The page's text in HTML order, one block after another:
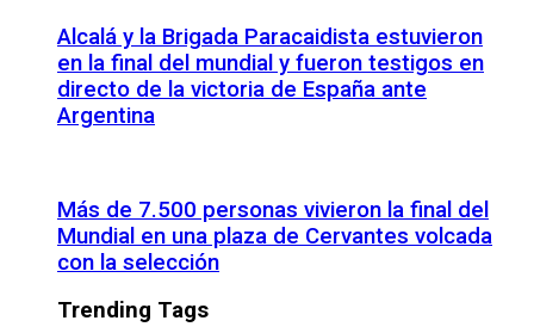
Alcalá y la Brigada Paracaidista estuvieron
en la final del mundial y fueron testigos en
directo de la victoria de España ante
Argentina
Más de 7.500 personas vivieron la final del
Mundial en una plaza de Cervantes volcada
con la selección
Trending Tags